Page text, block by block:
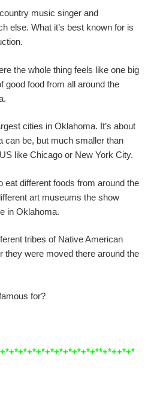
music singer and
else. What it’s best known for is
the whole thing feels like one big
good food from all around the
cities in Oklahoma. It’s about
can be, but much smaller than
like Chicago or New York City.
eat different foods from around the
art museums the show
in Oklahoma.
tribes of Native American
they were moved there around the
for?